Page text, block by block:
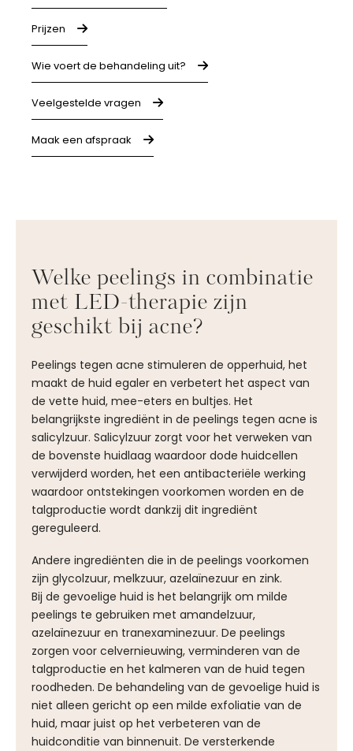
Prijzen
Wie voert de behandeling uit?
Veelgestelde vragen
Maak een afspraak
Welke peelings in combinatie
met LED-therapie zijn
geschikt bij acne?
Peelings tegen acne stimuleren de opperhuid, het
maakt de huid egaler en verbetert het aspect van
de vette huid, mee-eters en bultjes. Het
belangrijkste ingrediënt in de peelings tegen acne is
salicylzuur. Salicylzuur zorgt voor het verweken van
de bovenste huidlaag waardoor dode huidcellen
verwijderd worden, het een antibacteriële werking
waardoor ontstekingen voorkomen worden en de
talgproductie wordt dankzij dit ingrediënt
gereguleerd.
Andere ingrediënten die in de peelings voorkomen
zijn glycolzuur, melkzuur, azelaïnezuur en zink.
Bij de gevoelige huid is het belangrijk om milde
peelings te gebruiken met amandelzuur,
azelaïnezuur en tranexaminezuur. De peelings
zorgen voor celvernieuwing, verminderen van de
talgproductie en het kalmeren van de huid tegen
roodheden. De behandeling van de gevoelige huid is
niet alleen gericht op een milde exfoliatie van de
huid, maar juist op het verbeteren van de
huidconditie van binnenuit. De versterkende